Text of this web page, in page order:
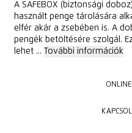
A SAFEBOX (biztonsági
használt penge tárolására
elfér akár a zsebében is. A
pengék betöltésére szolgál.
lehet ...
További információk